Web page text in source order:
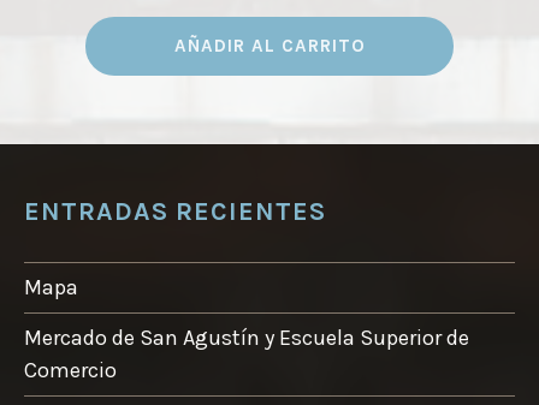
AÑADIR AL CARRITO
ENTRADAS RECIENTES
Mapa
Mercado de San Agustín y Escuela Superior de
Comercio